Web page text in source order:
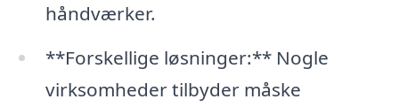
håndværker.
**Forskellige løsninger:** Nogle
virksomheder tilbyder måske